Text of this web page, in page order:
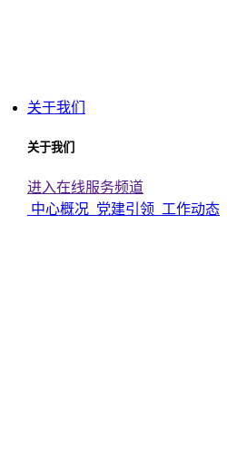
关于我们
关于我们
进入在线服务频道
中心概况 党建引领 工作动态